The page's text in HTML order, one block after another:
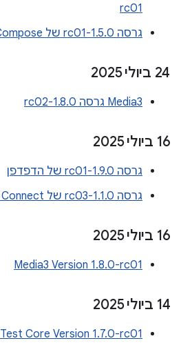
rc01
גרסה 1.5.0-rc01 של Wear Compose
‫24 ביולי 2025
Media3 גרסה 1.8.0-rc02
‫16 ביולי 2025
גרסה 1.9.0-rc01 של הדפדפן
גרסה 1.1.0-rc03 של Health Connect
‫16 ביולי 2025
Media3 Version 1.8.0-rc01
‫14 ביולי 2025
Test Core Version 1.7.0-rc01